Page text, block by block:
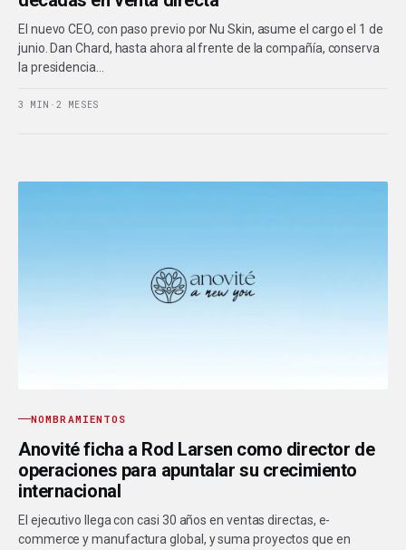
El nuevo CEO, con paso previo por Nu Skin, asume el cargo el 1 de
junio. Dan Chard, hasta ahora al frente de la compañía, conserva
la presidencia…
3 MIN · 2 MESES
NOMBRAMIENTOS
Anovité ficha a Rod Larsen como director de
operaciones para apuntalar su crecimiento
internacional
El ejecutivo llega con casi 30 años en ventas directas, e-
commerce y manufactura global, y suma proyectos que en